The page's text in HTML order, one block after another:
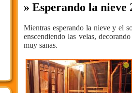
» Esperando la nieve
Mientras esperando la nieve y el
enscendiendo las velas,
muy sanas.